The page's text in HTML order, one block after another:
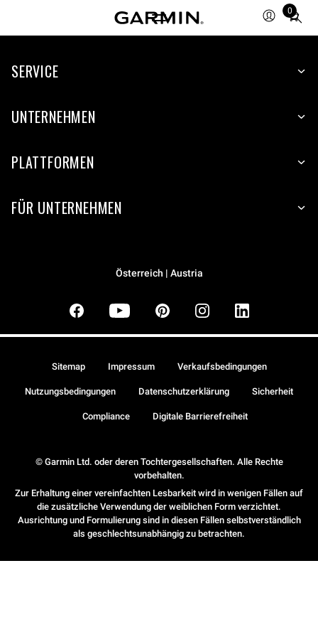
0
Total
items
cart:
SERVICE
UNTERNEHMEN
PLATTFORMEN
FÜR UNTERNEHMEN
Österreich | Austria
© Garmin Ltd. oder deren Tochtergesellschaften. Alle Rechte
vorbehalten.
Zur Erhaltung einer vereinfachten Lesbarkeit wird in wenigen Fällen auf
die zusätzliche Verwendung der weiblichen Form verzichtet.
Ausrichtung und Formulierung sind in diesen Fällen selbstverständlich
als geschlechtsunabhängig zu betrachten.
Sitemap Impressum Verkaufsbedingungen
Nutzungsbedingungen Datenschutzerklärung Sicherheit
Compliance Digitale Barrierefreiheit